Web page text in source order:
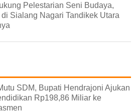
Pelestarian Seni Budaya,
Sialang Nagari Tandikek Utara
SDM, Bupati Hendrajoni Ajukan
Rp198,86 Miliar ke